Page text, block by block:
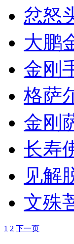
忿怒
大鹏
金刚
格萨
金刚
长寿
见解
文殊
1 2 下一页